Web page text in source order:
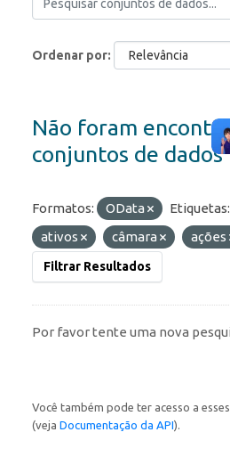
Ordenar por
Não foram
conjuntos de dados
Formatos: OData Etiquetas:
ativos
câmara ações
Filtrar Resultados
Por favor tente uma nova
Você também pode ter acesso a
(veja Documentação da API).